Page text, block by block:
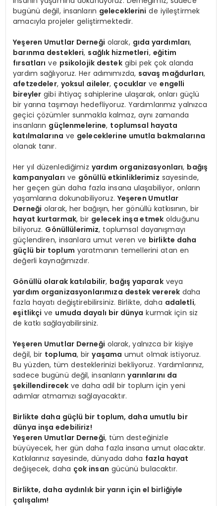
bugünü değil, insanların geleceklerini de iyileştirmek
amacıyla projeler geliştirmektedir.
Yeşeren Umutlar Derneği olarak, gıda yardımları,
barınma destekleri, sağlık hizmetleri, eğitim
fırsatları ve psikolojik destekgibi pek çok alanda
yardım sağlıyoruz. Her adımımızda, savaş mağdurları,
afetzedeler, yoksul aileler, çocuklar veengelli
bireyler gibi ihtiyaç sahiplerine ulaşarak, onları güçlü
bir yarına taşımayı hedefliyoruz. Yardımlarımız yalnızca
geçici çözümler sunmakla kalmaz, aynı zamanda
insanların güçlenmelerine, toplumsal hayata
katılmalarına ve geleceklerine umutla bakmalarına
olanak tanır.
Her yıl düzenlediğimiz yardım organizasyonları, bağış
kampanyaları ve gönüllü etkinliklerimiz sayesinde,
her geçen gün daha fazla insana ulaşabiliyor, onların
yaşamlarına dokunabiliyoruz. Yeşeren Umutlar
Derneği olarak, her bağışın, her gönüllü katkısının, bir
hayat kurtarmak, bir gelecek inşa etmek olduğunu
biliyoruz. Gönüllülerimiz, toplumsal dayanışmayı
güçlendiren, insanlara umut veren ve birlikte daha
güçlü bir toplum yaratmanın temellerini atan en
değerli kaynağımızdır.
Gönüllü olarak katılabilir, bağış yaparakveya
yardım organizasyonlarımıza destek vererek daha
fazla hayatı değiştirebilirsiniz. Birlikte, daha adaletli,
eşitlikçi ve umuda dayalı bir dünya kurmak için siz
de katkı sağlayabilirsiniz.
Yeşeren Umutlar Derneği olarak, yalnızca bir kişiye
değil, bir topluma, biryaşama umut olmak istiyoruz.
Bu yüzden, tüm desteklerinizi bekliyoruz. Yardımlarınız,
sadece bugünü değil, insanlarınyarınlarını da
şekillendirecek ve daha adil bir toplum için yeni
adımlar atmamızı sağlayacaktır.
Birlikte daha güçlü bir toplum, daha umutlu bir
dünya inşa edebiliriz!
Yeşeren Umutlar Derneği, tüm desteğinizle
büyüyecek, her gün daha fazla insana umut olacaktır.
Katkılarınız sayesinde, dünyada daha fazla hayat
değişecek, daha çok insan gücünü bulacaktır.
Birlikte, daha aydınlık bir yarın için el birliğiyle
çalışalım!